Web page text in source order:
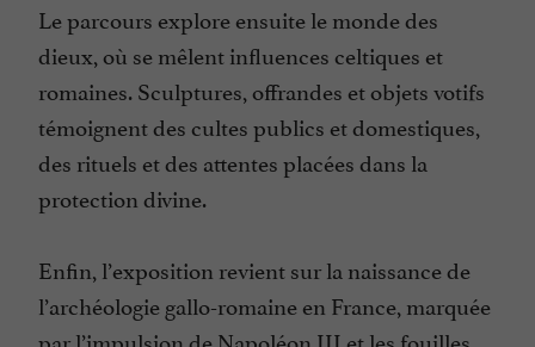
Le parcours explore ensuite le monde des
dieux, où se mêlent influences celtiques et
romaines. Sculptures, offrandes et objets votifs
témoignent des cultes publics et domestiques,
des rituels et des attentes placées dans la
protection divine.
Enfin, l’exposition revient sur la naissance de
l’archéologie gallo-romaine en France, marquée
par l’impulsion de Napoléon III et les fouilles